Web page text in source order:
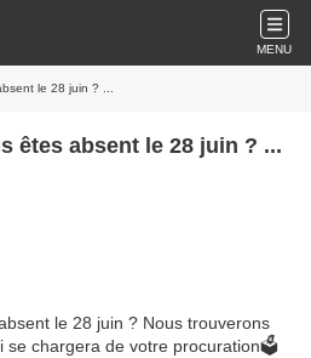
MENU
le 28 juin ? ...
êtes absent le 28 juin ? ...
le 28 juin ? Nous trouverons
se chargera de votre procuration🗳